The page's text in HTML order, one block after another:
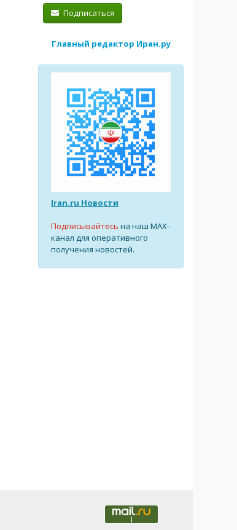
Подписаться
Главный редактор Иран.ру
Iran.ru Новости
Подписывайтесь на наш MAX-
канал для оперативного
получения новостей.